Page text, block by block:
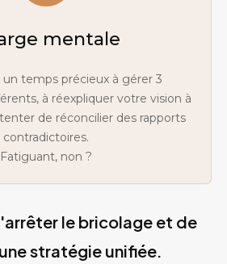
mentale
un temps précieux à gérer 3
à réexpliquer votre vision à
de réconcilier des rapports
contradictoires.
Fatiguant, non ?
le bricolage et de
stratégie unifiée.